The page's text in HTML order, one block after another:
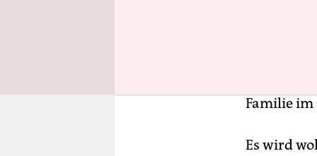
heißt das
Familie im
Es wird